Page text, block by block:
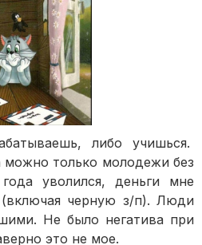
либо учишься.
только молодежи без
уволился, деньги мне
черную з/п). Люди
Не было негатива при
это не мое.